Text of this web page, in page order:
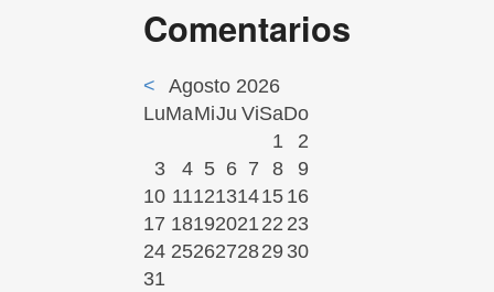
Comentarios
<
Agosto 2026
LuMaMiJu ViSaDo
1
2
3
4 5 6 7 8
9
10 1112131415 16
17 18192021 22 23
24 2526272829 30
31